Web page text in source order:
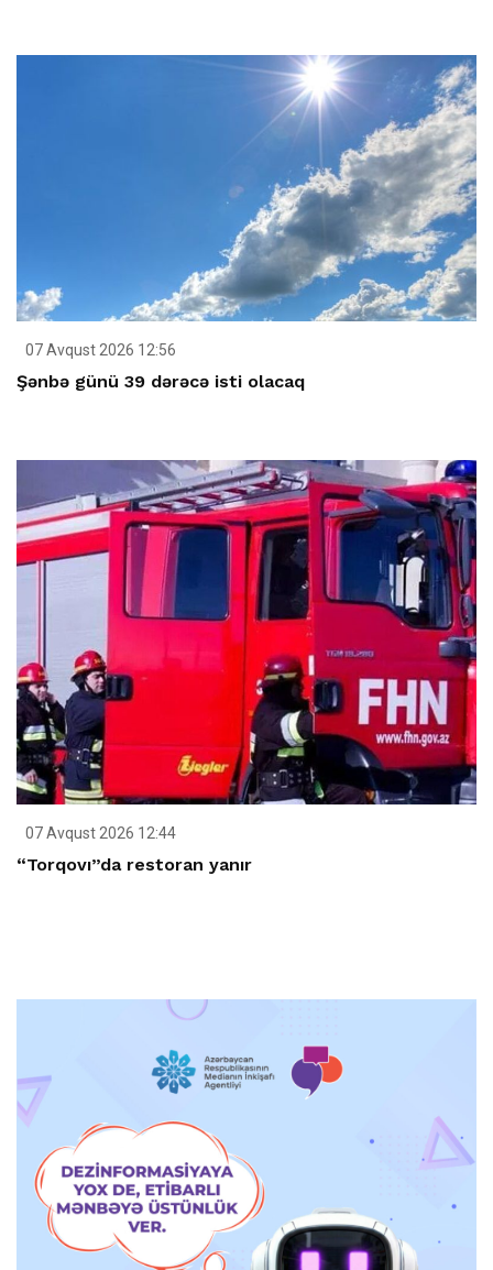
07 Avqust 2026 12:56
Şənbə günü 39 dərəcə isti olacaq
07 Avqust 2026 12:44
“Torqovı”da restoran yanır